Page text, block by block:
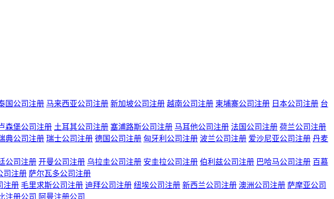
国公司注册 马来西亚公司注册 新加坡公司注册 越南公司注册 柬埔寨公司注册 日本公司注册 台
森堡公司注册 土耳其公司注册 塞浦路斯公司注册 马耳他公司注册 法国公司注册 荷兰公司注册
典公司注册 瑞士公司注册 德国公司注册 匈牙利公司注册 波兰公司注册 爱沙尼亚公司注册 丹麦
公司注册 开曼公司注册 乌拉圭公司注册 安圭拉公司注册 伯利兹公司注册 巴哈马公司注册 百慕
司注册 萨尔瓦多公司注册
注册 毛里求斯公司注册 迪拜公司注册 纽埃公司注册 新西兰公司注册 澳洲公司注册 萨摩亚公司
注册公司 阿曼注册公司